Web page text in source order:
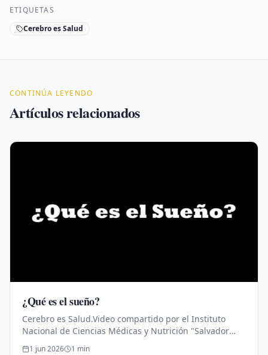
ETIQUETAS
Cerebro es Salud
CONTINÚA LEYENDO
Artículos relacionados
¿Qué es el sueño?
Cerebro es Salud.Video compartido por el Instituto
Nacional de Ciencias Médicas y Nutrición "Salvador
Zubirán".Educación para la Salud.
1 jun 2026 1 min